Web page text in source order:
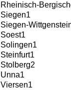
Rheinisch-
Siegen1
Siegen-
Soest1
Solingen1
Steinfurt1
Stolberg2
Unna1
Viersen1